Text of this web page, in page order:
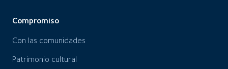
Compromiso
Con las comunidades
Patrimonio cultural